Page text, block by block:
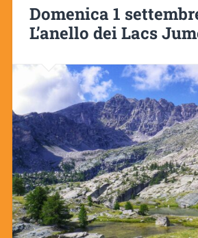
Domenica 1
L’anello dei Lacs